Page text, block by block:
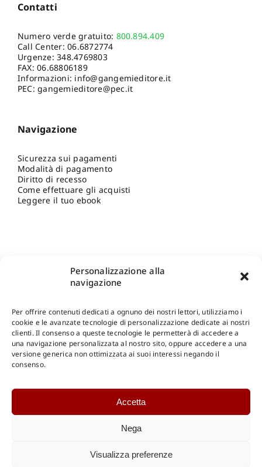
Personalizzazione alla
navigazione
Per offrire contenuti dedicati a ognuno dei nostri lettori, utilizziamo i
cookie e le avanzate tecnologie di personalizzazione dedicate ai nostri
clienti. Il consenso a queste tecnologie le permetterà di accedere a
una navigazione personalizzata al nostro sito, oppure accedere a una
versione generica non ottimizzata ai suoi interessi negando il
consenso.
Accetta
Nega
Visualizza preferenze
Contatti
Numero verde gratuito: 800.894.409
Call Center:06.6872774
Urgenze:348.4769803
FAX: 06.68806189
Informazioni: info@gangemieditore.it
PEC: gangemieditore@pec.it
Navigazione
Sicurezza sui pagamenti
Modalità di pagamento
Diritto di recesso
Come effettuare gli acquisti
Leggere il tuo ebook
Shop Gangemi Editore-Pagamenti Sicuri e anche Rateali
Catalogo Online
Catalogo Internazionale
DOWNLOAD
Catalogo Internazionale